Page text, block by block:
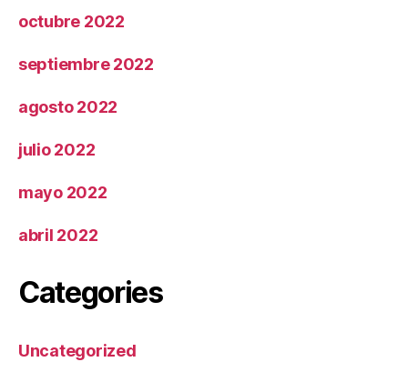
octubre 2022
septiembre 2022
agosto 2022
julio 2022
mayo 2022
abril 2022
Categories
Uncategorized